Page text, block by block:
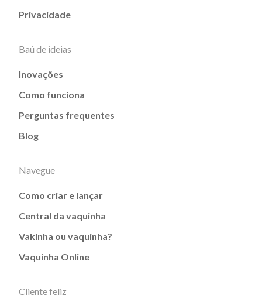
Privacidade
Baú de ideias
Inovações
Como funciona
Perguntas frequentes
Blog
Navegue
Como criar e lançar
Central da vaquinha
Vakinha ou vaquinha?
Vaquinha Online
Cliente feliz